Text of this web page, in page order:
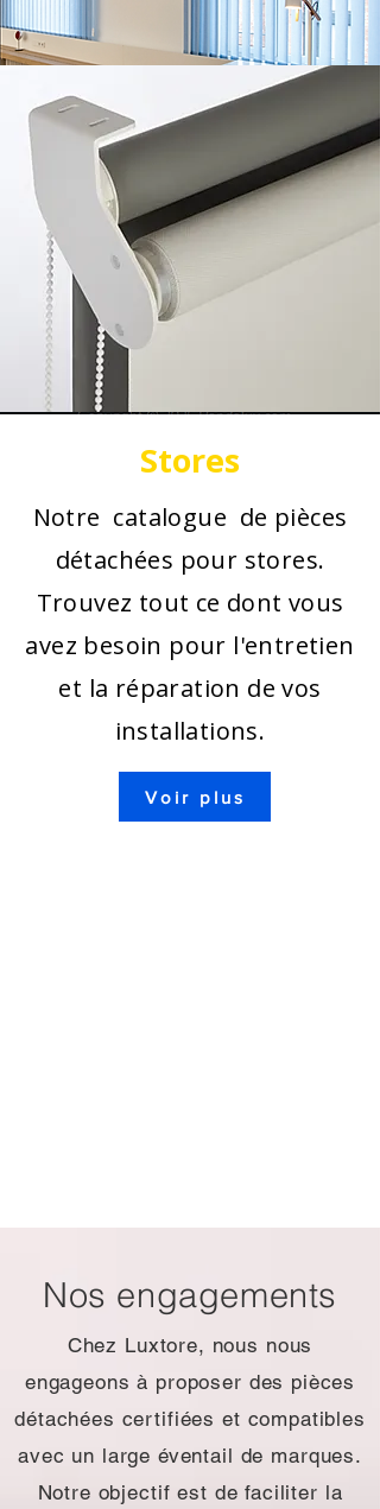
Stores
Notre catalogue de pièces
détachées pour stores.
Trouvez tout ce dont vous
avez besoin pour l'entretien
et la réparation de vos
installations.
Voir plus
Nos engagements
Chez Luxtore, nous nous
engageons à proposer des pièces
détachées certifiées et compatibles
avec un large éventail de marques.
Notre objectif est de faciliter la